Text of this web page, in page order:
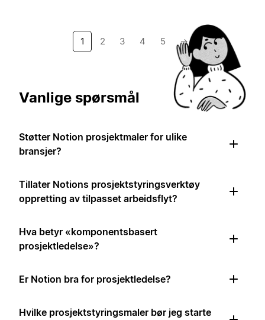
1 2 3 4 5 →
Vanlige spørsmål
Støtter Notion prosjektmaler for ulike
bransjer?
Tillater Notions prosjektstyringsverktøy
oppretting av tilpasset arbeidsflyt?
Hva betyr «komponentsbasert
prosjektledelse»?
Er Notion bra for prosjektledelse?
Hvilke prosjektstyringsmaler bør jeg starte